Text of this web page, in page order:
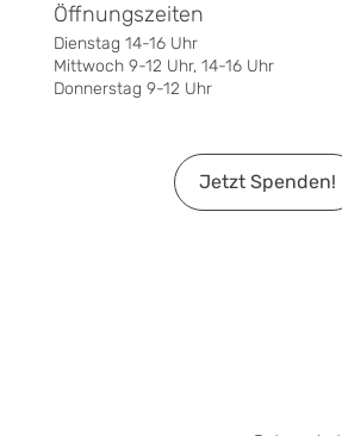
Jetzt Spenden!
Dienstag 14-16 Uhr
Mittwoch 9-12 Uhr, 14-16 Uhr
Donnerstag 9-12 Uhr
Öffnungszeiten